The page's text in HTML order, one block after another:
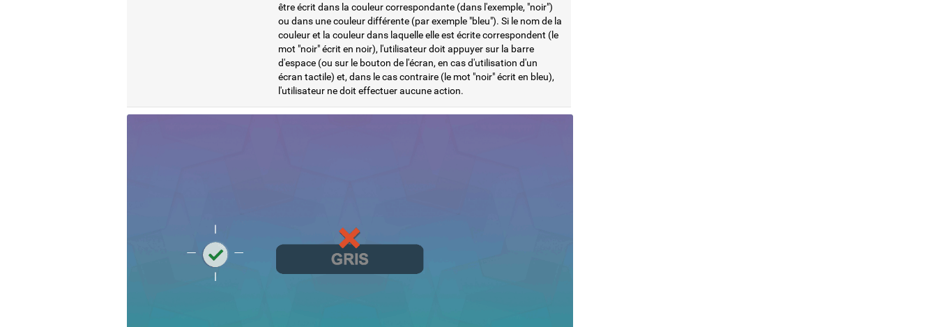
être écrit dans la couleur correspondante (dans l'exemple, "noir")
ou dans une couleur différente (par exemple "bleu"). Si le nom de la
couleur et la couleur dans laquelle elle est écrite correspondent (le
mot "noir" écrit en noir), l'utilisateur doit appuyer sur la barre
d'espace (ou sur le bouton de l'écran, en cas d'utilisation d'un
écran tactile) et, dans le cas contraire (le mot "noir" écrit en bleu),
l'utilisateur ne doit effectuer aucune action.